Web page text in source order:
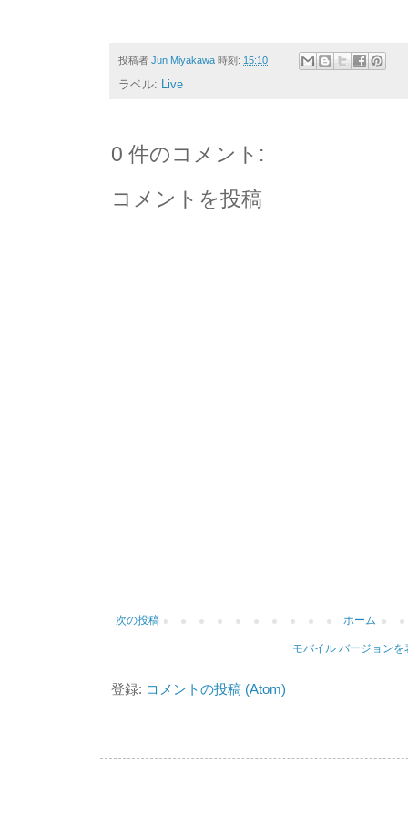
投稿者 Jun Miyakawa 時刻: 15:10
ラベル: Live
0 件のコメント:
コメントを投稿
次の投稿 ホーム
モバイル バージョンを
登録: コメントの投稿 (Atom)